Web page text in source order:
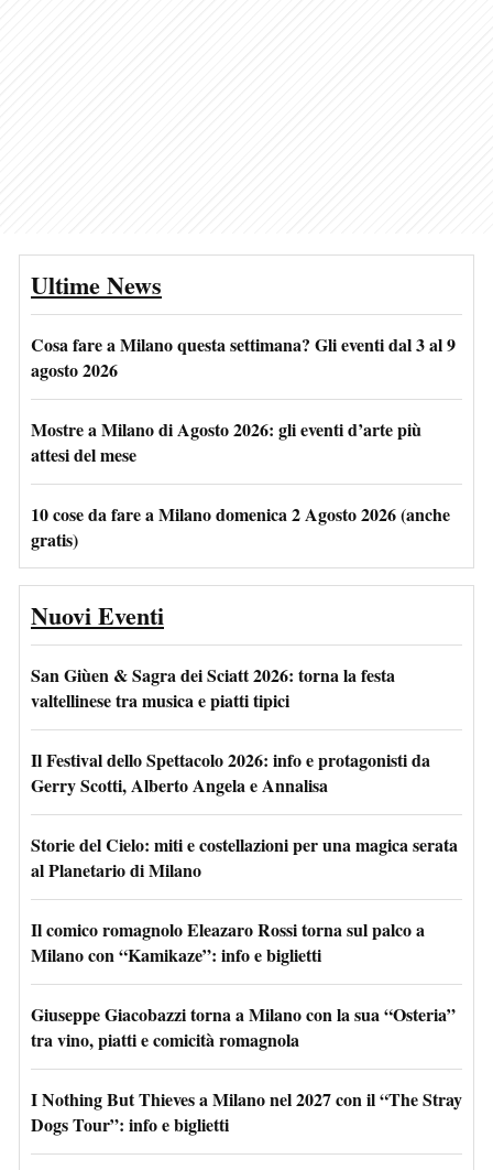
Ultime News
Cosa fare a Milano questa settimana? Gli eventi dal 3 al 9
agosto 2026
Mostre a Milano di Agosto 2026: gli eventi d’arte più
attesi del mese
10 cose da fare a Milano domenica 2 Agosto 2026 (anche
gratis)
Nuovi Eventi
San Giùen & Sagra dei Sciatt 2026: torna la festa
valtellinese tra musica e piatti tipici
Il Festival dello Spettacolo 2026: info e protagonisti da
Gerry Scotti, Alberto Angela e Annalisa
Storie del Cielo: miti e costellazioni per una magica serata
al Planetario di Milano
Il comico romagnolo Eleazaro Rossi torna sul palco a
Milano con “Kamikaze”: info e biglietti
Giuseppe Giacobazzi torna a Milano con la sua “Osteria”
tra vino, piatti e comicità romagnola
I Nothing But Thieves a Milano nel 2027 con il “The Stray
Dogs Tour”: info e biglietti